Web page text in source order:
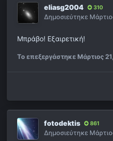
eliasg2004 310
Δημοσιεύτηκε
Μπράβο! Εξαιρετική!
Το επεξεργάστηκε Μάρτιος
fotodektis 861
Δημοσιεύτηκε